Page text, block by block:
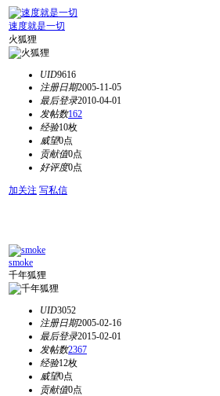
速度就是一切
火狐狸
UID9616
注册日期2005-11-05
最后登录2010-04-01
发帖数162
经验10枚
威望0点
贡献值0点
好评度0点
加关注 写私信
smoke
千年狐狸
UID3052
注册日期2005-02-16
最后登录2015-02-01
发帖数2367
经验12枚
威望0点
贡献值0点